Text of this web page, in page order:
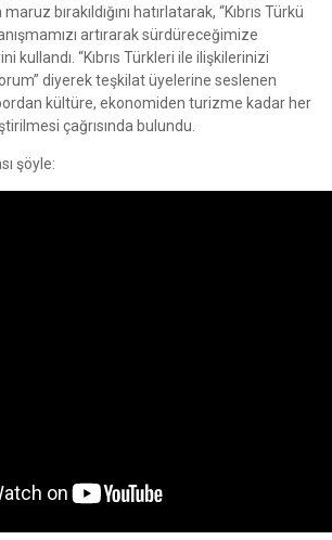
bırakıldığını hatırlatarak, “Kıbrıs Türkü
artırarak sürdüreceğimize
kullandı. “Kıbrıs Türkleri ile ilişkilerinizi
diyerek teşkilat üyelerine seslenen
kültüre, ekonomiden turizme kadar her
çağrısında bulundu.
şöyle: